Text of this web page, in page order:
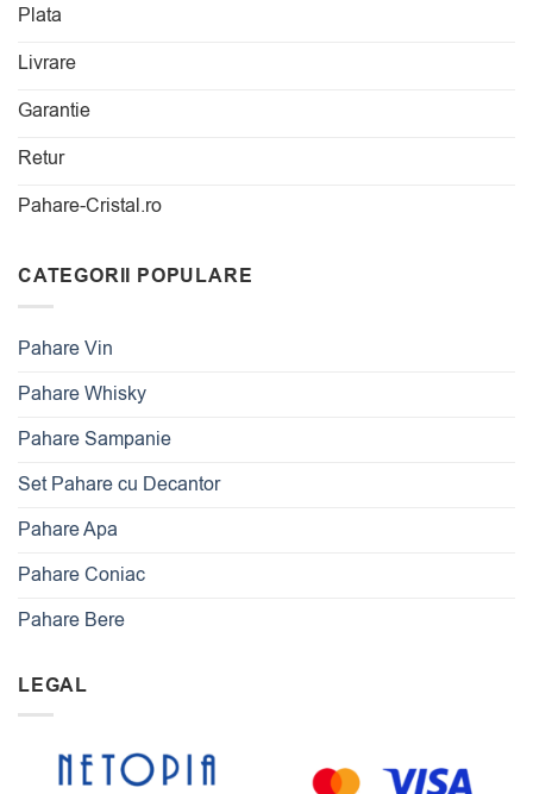
Plata
Livrare
Garantie
Retur
Pahare-Cristal.ro
CATEGORII POPULARE
Pahare Vin
Pahare Whisky
Pahare Sampanie
Set Pahare cu Decantor
Pahare Apa
Pahare Coniac
Pahare Bere
LEGAL